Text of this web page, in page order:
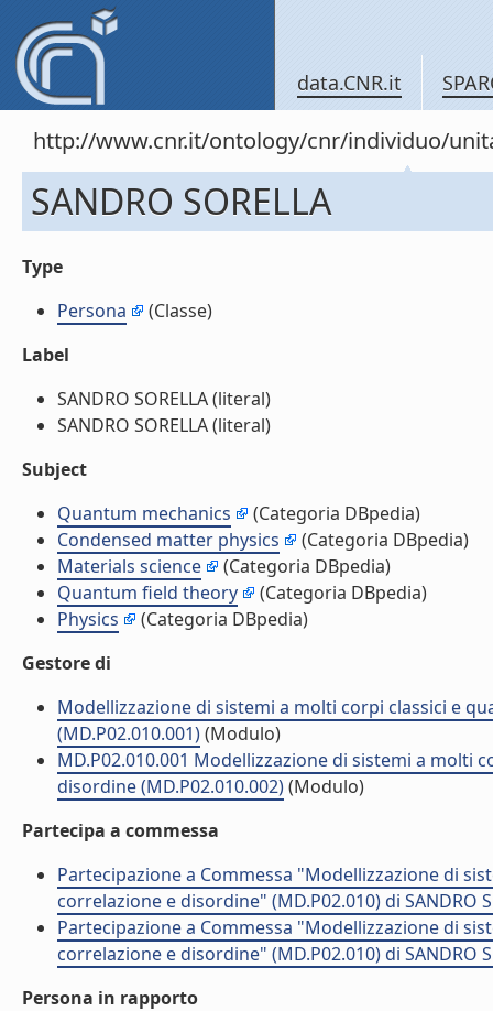
data.CNR.it
http://www.cnr.it/ontology/cnr/individuo/
SANDRO SORELLA
Type
Persona
(Classe)
Label
SANDRO SORELLA (literal)
SANDRO SORELLA (literal)
Subject
Quantum mechanics
(Categoria DBpedia)
Condensed matter physics
(Categoria DBpedia)
Materials science
(Categoria DBpedia)
Quantum field theory
(Categoria DBpedia)
Physics
(Categoria DBpedia)
Gestore di
Modellizzazione di sistemi a molti corpi classici e
(MD.P02.010.001)(Modulo)
MD.P02.010.001 Modellizzazione di sistemi a
disordine (MD.P02.010.002)(Modulo)
Partecipa a commessa
Partecipazione a Commessa "Modellizzazione di
correlazione e disordine" (MD.P02.010) di SANDRO
Partecipazione a Commessa "Modellizzazione di
correlazione e disordine" (MD.P02.010) di SANDRO
Persona in rapporto